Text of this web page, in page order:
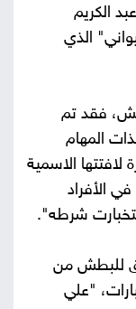
الكريم
الذي
فقد تم
المهام
لافتتها الاسمية
الأفراد
شرطه".
للبطش من
"علي